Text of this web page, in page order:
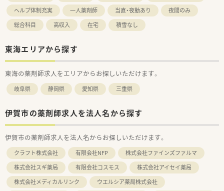
ヘルプ体制充実
一人薬剤師 当直・夜勤あり
夜間のみ
総合科目
高収入 在宅 積雪なし
東海エリアから探す
東海の薬剤師求人をエリアからお探しいただけます。
岐阜県 静岡県 愛知県 三重県
伊賀市の薬剤師求人を法人名から探す
伊賀市の薬剤師求人を法人名からお探しいただけます。
クラフト株式会社 有限会社NFP
株式会社ファインズファルマ
株式会社スギ薬局
有限会社コスモス
株式会社アイセイ薬局
株式会社メディカルリンク
ウエルシア薬局株式会社